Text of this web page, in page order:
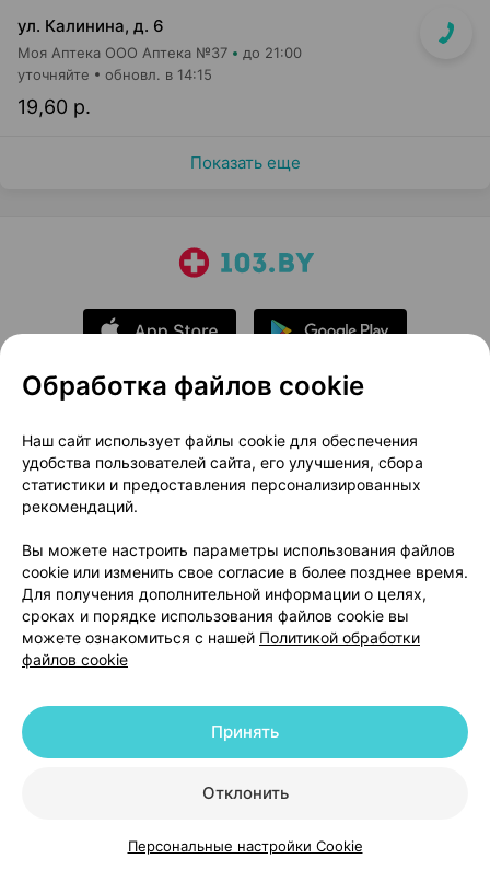
КаталогКорзинаИзбранноеПрофиль
ул. Калинина, д. 6
Моя Аптека ООО Аптека №37 до 21:00
19,60 р.
уточняйте обновл. в 14:15
Показать еще
О проекте
Новости проекта
Размещение рекламы
Медицинский маркетинг
Публичный договор
Доставка
Способы оплаты
Вакансии
Партнеры
Написать руководителю 103.by
Написать в поддержку
Персональные настройки Cookie
© 2026 ООО «Артокс Лаб», УНП 191700409 | 220012, Республика Беларусь,
+375 291212755
Обработка файлов cookie
Наш сайт использует файлы cookie для обеспечения
удобства пользователей сайта, его улучшения, сбора
статистики и предоставления персонализированных
рекомендаций.
Вы можете настроить параметры использования файлов
cookie или изменить свое согласие в более позднее время.
Для получения дополнительной информации о целях,
сроках и порядке использования файлов cookie вы
можете ознакомиться с нашей Политикой обработки
файлов cookie
Отклонить
Принять
Персональные настройки Cookie